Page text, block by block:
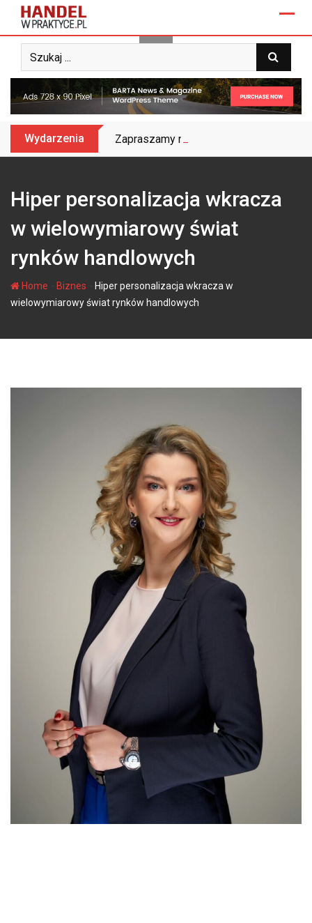
content
Wydarzenia Zapraszamy na Biznes&Trendy 2025
Hiper personalizacja wkracza
w wielowymiarowy świat
rynków handlowych
Home Biznes
Hiper personalizacja wkracza w
wielowymiarowy świat rynków handlowych